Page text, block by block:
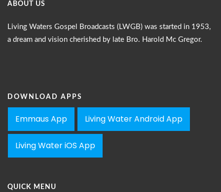
ABOUT US
Living Waters Gospel Broadcasts (LWGB) was started in 1953,
a dream and vision cherished by late Bro. Harold Mc Gregor.
DOWNLOAD APPS
Emmaus App Living Water Android App
Living Water iOS App
QUICK MENU